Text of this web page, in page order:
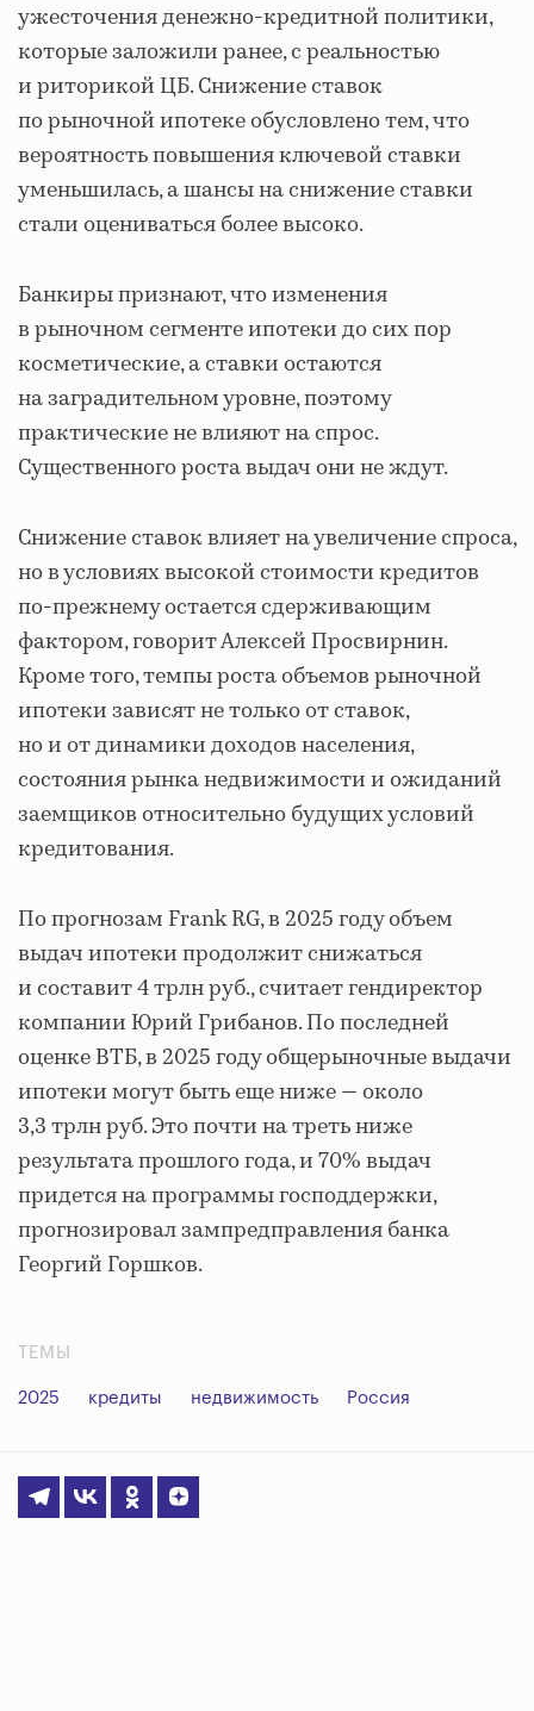
ужесточения денежно-кредитной политики,
которые заложили ранее, с реальностью
и риторикой ЦБ. Снижение ставок
по рыночной ипотеке обусловлено тем, что
вероятность повышения ключевой ставки
уменьшилась, а шансы на снижение ставки
стали оцениваться более высоко.
Банкиры признают, что изменения
в рыночном сегменте ипотеки до сих пор
косметические, а ставки остаются
на заградительном уровне, поэтому
практические не влияют на спрос.
Существенного роста выдач они не ждут.
Снижение ставок влияет на увеличение спроса,
но в условиях высокой стоимости кредитов
по-прежнему остается сдерживающим
фактором, говорит Алексей Просвирнин.
Кроме того, темпы роста объемов рыночной
ипотеки зависят не только от ставок,
но и от динамики доходов населения,
состояния рынка недвижимости и ожиданий
заемщиков относительно будущих условий
кредитования.
По прогнозам Frank RG, в 2025 году объем
выдач ипотеки продолжит снижаться
и составит 4 трлн руб., считает гендиректор
компании Юрий Грибанов. По последней
оценке ВТБ, в 2025 году общерыночные выдачи
ипотеки могут быть еще ниже — около
3,3 трлн руб. Это почти на треть ниже
результата прошлого года, и 70% выдач
придется на программы господдержки,
прогнозировал зампредправления банка
Георгий Горшков.
ТЕМЫ
2025 кредиты недвижимость Россия